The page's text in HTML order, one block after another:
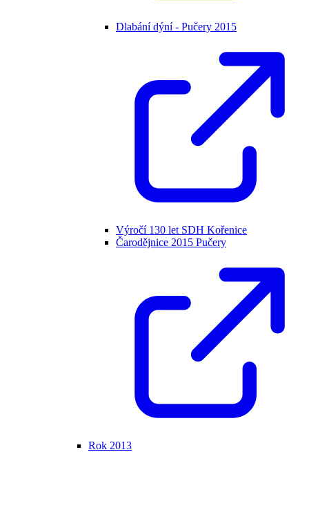
Dlabání dýní - Pučery 2015
Výročí 130 let SDH Kořenice
Čarodějnice 2015 Pučery
Rok 2013